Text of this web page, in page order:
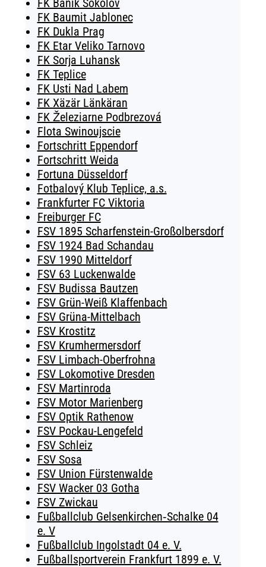
FK Baník Sokolov
FK Baumit Jablonec
FK Dukla Prag
FK Etar Veliko Tarnovo
FK Sorja Luhansk
FK Teplice
FK Usti Nad Labem
FK Xäzär Länkäran
FK Železiarne Podbrezová
Flota Swinoujscie
Fortschritt Eppendorf
Fortschritt Weida
Fortuna Düsseldorf
Fotbalový Klub Teplice, a.s.
Frankfurter FC Viktoria
Freiburger FC
FSV 1895 Scharfenstein-Großolbersdorf
FSV 1924 Bad Schandau
FSV 1990 Mitteldorf
FSV 63 Luckenwalde
FSV Budissa Bautzen
FSV Grün-Weiß Klaffenbach
FSV Grüna-Mittelbach
FSV Krostitz
FSV Krumhermersdorf
FSV Limbach-Oberfrohna
FSV Lokomotive Dresden
FSV Martinroda
FSV Motor Marienberg
FSV Optik Rathenow
FSV Pockau-Lengefeld
FSV Schleiz
FSV Sosa
FSV Union Fürstenwalde
FSV Wacker 03 Gotha
FSV Zwickau
Fußballclub Gelsenkirchen‑Schalke 04
e. V
Fußballclub Ingolstadt 04 e. V.
Fußballsportverein Frankfurt 1899 e. V.